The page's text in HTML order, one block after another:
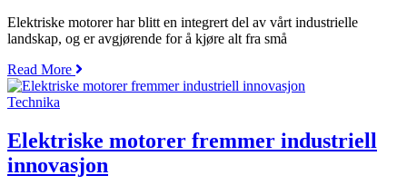
Elektriske motorer har blitt en integrert del av vårt industrielle
landskap, og er avgjørende for å kjøre alt fra små
Read More
motorer
grønne
teknologi“
Technika
Elektriske motorer fremmer industriell
innovasjon